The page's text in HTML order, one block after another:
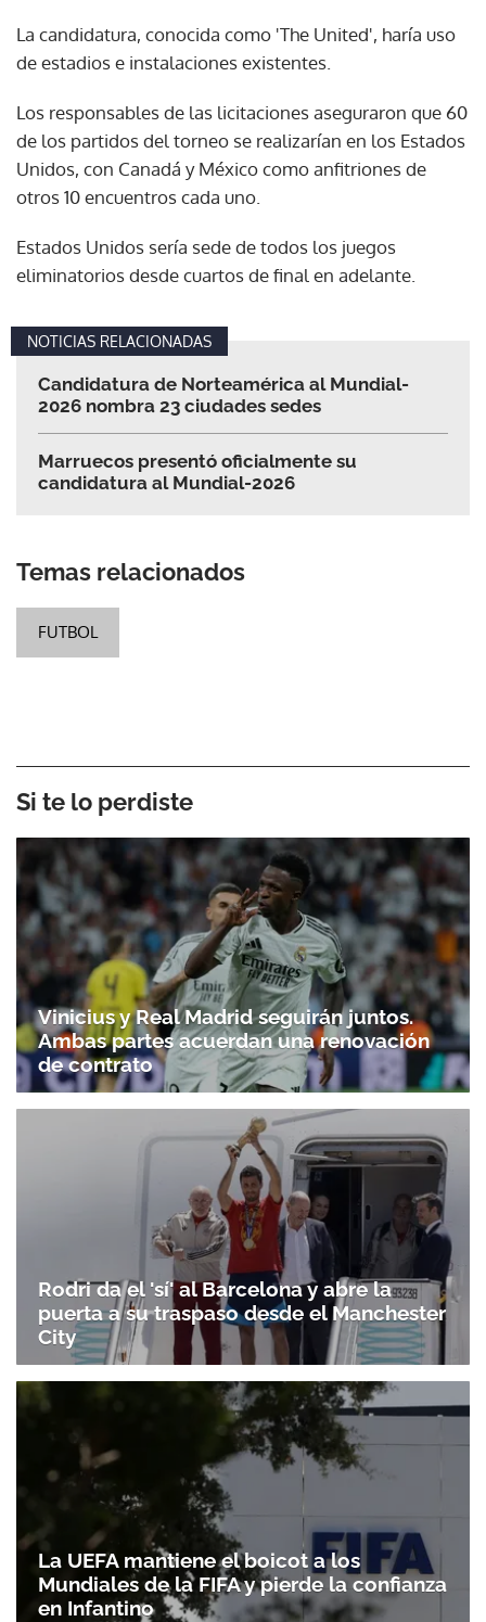
La candidatura, conocida como 'The United', haría uso
de estadios e instalaciones existentes.
Los responsables de las licitaciones aseguraron que 60
de los partidos del torneo se realizarían en los Estados
Unidos, con Canadá y México como anfitriones de
otros 10 encuentros cada uno.
Estados Unidos sería sede de todos los juegos
eliminatorios desde cuartos de final en adelante.
NOTICIAS RELACIONADAS
Candidatura de Norteamérica al Mundial-
2026 nombra 23 ciudades sedes
Marruecos presentó oficialmente su
candidatura al Mundial-2026
Temas relacionados
FUTBOL
Si te lo perdiste
Vinicius y Real Madrid seguirán juntos.
Ambas partes acuerdan una renovación
de contrato
Rodri da el 'sí' al Barcelona y abre la
puerta a su traspaso desde el Manchester
City
La UEFA mantiene el boicot a los
Mundiales de la FIFA y pierde la confianza
en Infantino